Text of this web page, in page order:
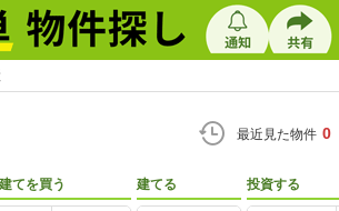
最近見た物件 0
てを買う 建てる 投資する